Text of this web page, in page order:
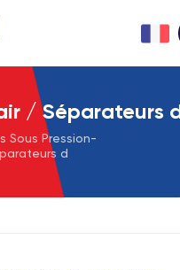
/ Séparateurs d
Sous Pression-
d